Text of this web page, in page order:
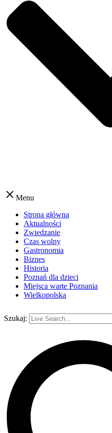
Menu
Strona główna
Aktualności
Zwiedzanie
Czas wolny
Gastronomia
Biznes
Historia
Poznań dla dzieci
Miejsca warte Poznania
Wielkopolska
Szukaj: